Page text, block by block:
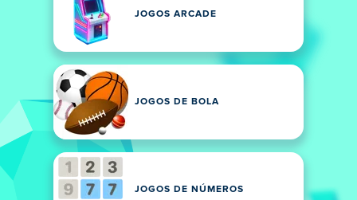
JOGOS ARCADE
JOGOS DE BOLA
JOGOS DE NÚMEROS